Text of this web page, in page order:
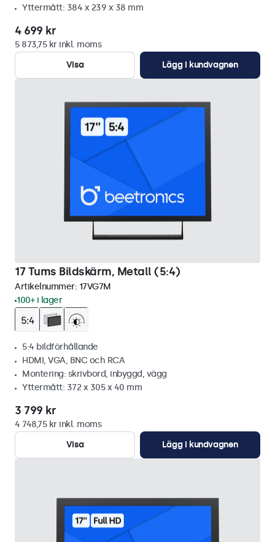
Yttermått: 384 x 239 x 38 mm
4 699 kr
5 873,75 kr inkl. moms
Visa
Lägg i kundvagnen
17 Tums Bildskärm, Metall (5:4)
Artikelnummer: 17VG7M
100+ i lager
5:4 bildförhållande
HDMI, VGA, BNC och RCA
Montering: skrivbord, inbyggd, vägg
Yttermått: 372 x 305 x 40 mm
3 799 kr
4 748,75 kr inkl. moms
Visa
Lägg i kundvagnen